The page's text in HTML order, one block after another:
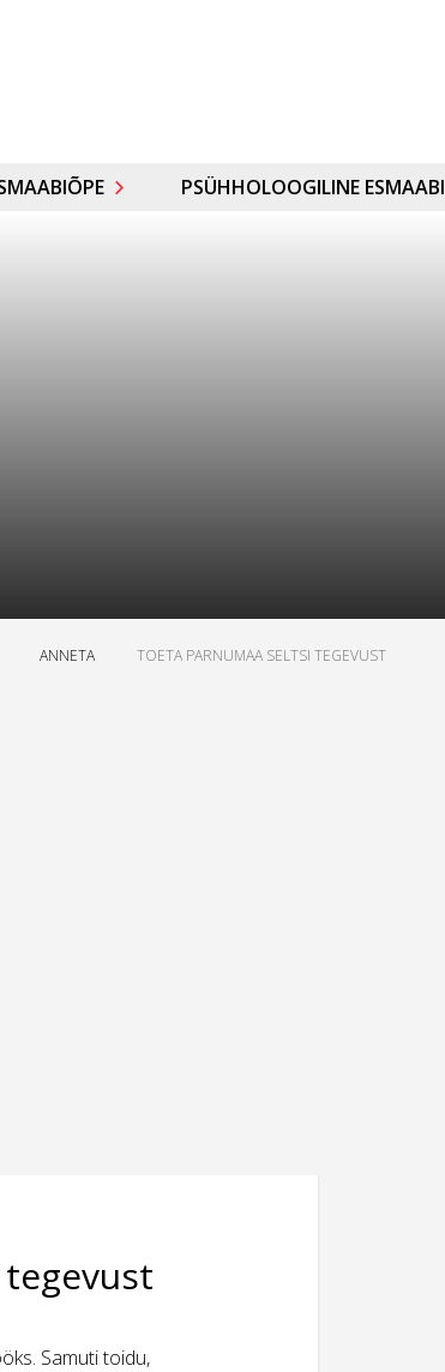
PSÜHHOLOOGILINE ESMAABI
ANNETA TOETA PARNUMAA SELTSI TEGEVUST
Samuti toidu,